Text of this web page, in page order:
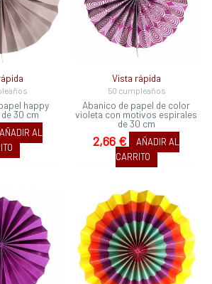
happy
30 cm
AÑADIR AL
Vista rápida
50 cumpleaños
Abanico de papel de color
violeta con motivos espirales
de 30 cm
2,66 €
AÑADIR AL
CARRITO